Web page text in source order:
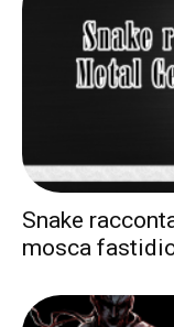
Snake
mosca